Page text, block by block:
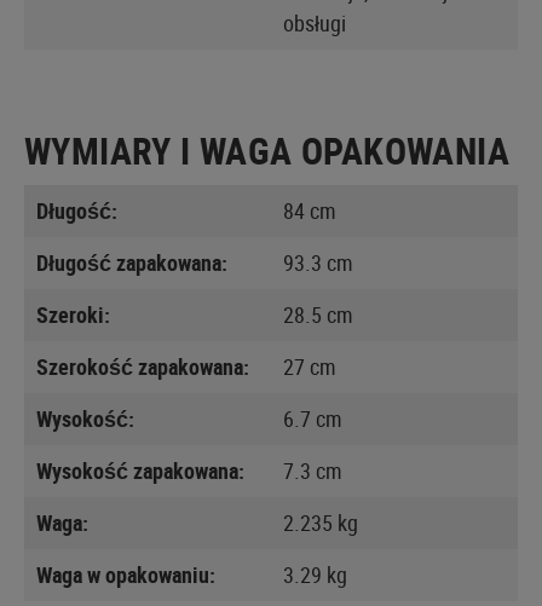
obsługi
WYMIARY I WAGA OPAKOWANIA
Długość:
84 cm
Długość zapakowana:
93.3 cm
Szeroki:
28.5 cm
Szerokość zapakowana:
27 cm
Wysokość:
6.7 cm
Wysokość zapakowana:
7.3 cm
Waga:
2.235 kg
Waga w opakowaniu:
3.29 kg